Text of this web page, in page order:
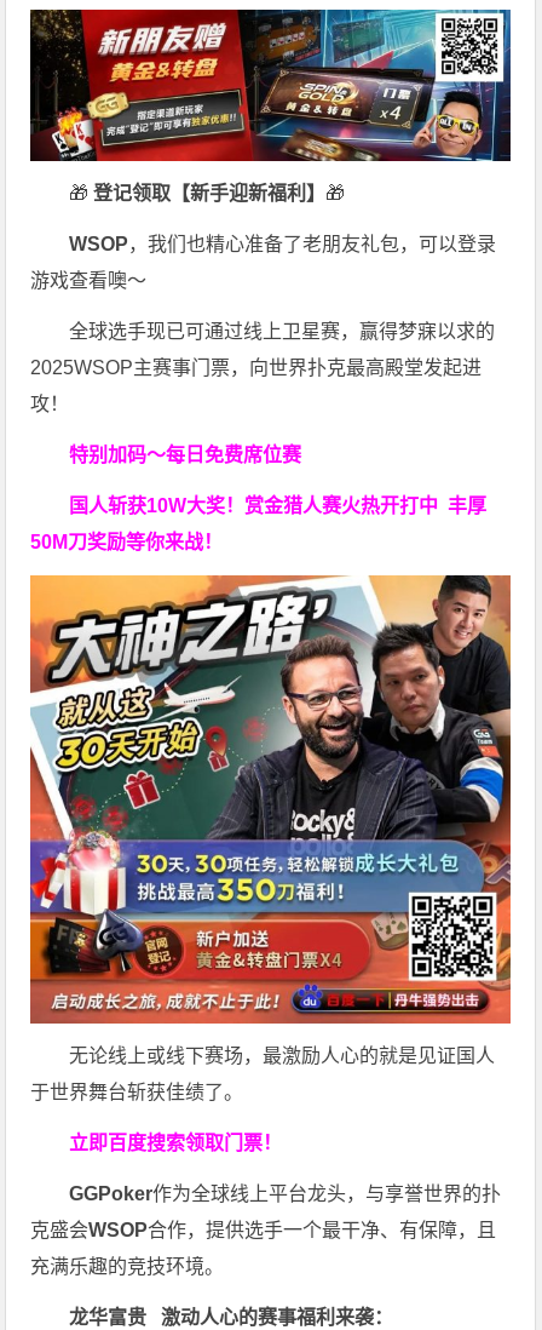
🎁 登记领取【新手迎新福利】 🎁
WSOP，我们也精心准备了老朋友礼包，可以登录
游戏查看噢～
全球选手现已可通过线上卫星赛，赢得梦寐以求的
2025WSOP主赛事门票，向世界扑克最高殿堂发起进
攻！
特别加码～每日免费席位赛
国人斩获10W大奖！ 赏金猎人赛火热开打中 丰厚
50M刀奖励等你来战！
无论线上或线下赛场，最激励人心的就是见证国人
于世界舞台斩获佳绩了。
立即百度搜索领取门票！
GGPoker作为全球线上平台龙头，与享誉世界的扑
克盛会WSOP合作，提供选手一个最干净、有保障，且
充满乐趣的竞技环境。
龙华富贵 激动人心的赛事福利来袭：